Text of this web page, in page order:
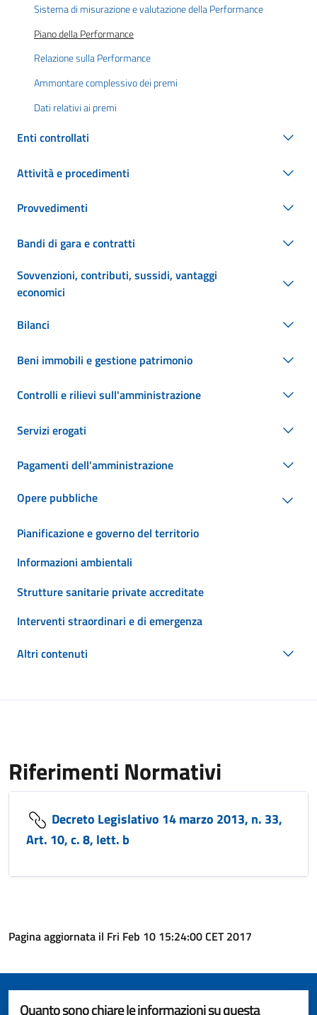
Sistema di misurazione e valutazione della Performance
Piano della Performance
Relazione sulla Performance
Ammontare complessivo dei premi
Dati relativi ai premi
Enti controllati
Attività e procedimenti
Provvedimenti
Bandi di gara e contratti
Sovvenzioni, contributi, sussidi, vantaggi
economici
Bilanci
Beni immobili e gestione patrimonio
Controlli e rilievi sull'amministrazione
Servizi erogati
Pagamenti dell'amministrazione
Opere pubbliche
Pianificazione e governo del territorio
Informazioni ambientali
Strutture sanitarie private accreditate
Interventi straordinari e di emergenza
Altri contenuti
Riferimenti Normativi
Decreto Legislativo 14 marzo 2013, n. 33,
Art. 10, c. 8, lett. b
Pagina aggiornata il Fri Feb 10 15:24:00 CET 2017
Quanto sono chiare le informazioni su questa